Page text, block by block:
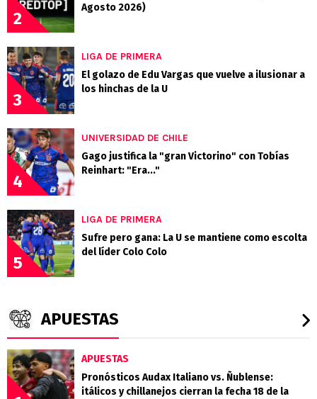
2
Agosto 2026)
3
LIGA DE PRIMERA
El golazo de Edu Vargas que vuelve a ilusionar a
los hinchas de la U
4
UNIVERSIDAD DE CHILE
Gago justifica la "gran Victorino" con Tobías
Reinhart: "Era..."
5
LIGA DE PRIMERA
Sufre pero gana: La U se mantiene como escolta
del líder Colo Colo
APUESTAS
APUESTAS
Pronósticos Audax Italiano vs. Ñublense:
itálicos y chillanejos cierran la fecha 18 de la